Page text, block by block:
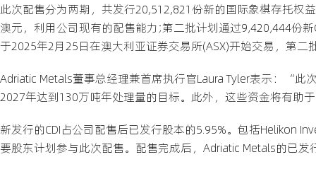
此次配售分为两期，共发行20,512,821份新的国际象棋存托权
澳元，利用公司现有的配售能力;第二批计划通过9,420,444份
于2025年2月25日在澳大利亚证券交易所(ASX)开始交易，第
Adriatic Metals董事总经理兼首席执行官Laura Tyler表示：“
2027年达到130万吨年处理量的目标。此外，这些资金将有
新发行的CDI占公司配售后已发行股本的5.95%。包括Helikon
要股东计划参与此次配售。配售完成后，Adriatic Metals的已